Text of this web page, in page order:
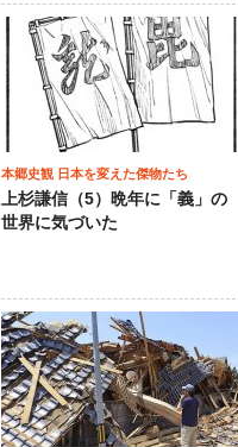
本郷史観 日本を変えた傑物たち
上杉謙信（5）晩年に「義」の
世界に気づいた